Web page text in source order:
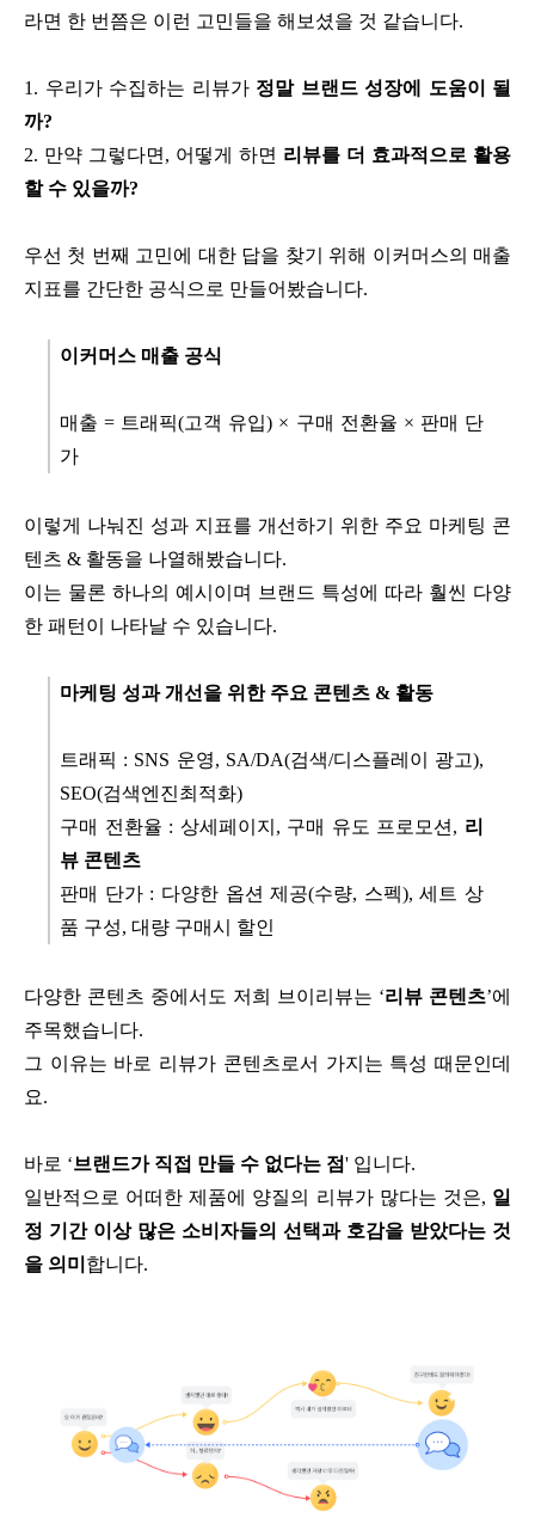
라면 한 번쯤은 이런 고민들을 해보셨을 것 같습니다.
1. 우리가 수집하는 리뷰가 정말 브랜드 성장에 도움이 될
까?
2. 만약 그렇다면, 어떻게 하면 리뷰를 더 효과적으로 활용
할 수 있을까?
우선 첫 번째 고민에 대한 답을 찾기 위해 이커머스의 매출
지표를 간단한 공식으로 만들어봤습니다.
이커머스 매출 공식
매출 = 트래픽(고객 유입) × 구매 전환율 × 판매 단
가
이렇게 나눠진 성과 지표를 개선하기 위한 주요 마케팅 콘
텐츠 & 활동을 나열해봤습니다.
이는 물론 하나의 예시이며 브랜드 특성에 따라 훨씬 다양
한 패턴이 나타날 수 있습니다.
마케팅 성과 개선을 위한 주요 콘텐츠 & 활동
트래픽 : SNS 운영, SA/DA(검색/디스플레이 광고),
SEO(검색엔진최적화)
구매 전환율 : 상세페이지, 구매 유도 프로모션, 리
뷰 콘텐츠
‍판매 단가 : 다양한 옵션 제공(수량, 스펙), 세트 상
품 구성, 대량 구매시 할인
다양한 콘텐츠 중에서도 저희 브이리뷰는 ‘리뷰 콘텐츠’에
주목했습니다.
그 이유는 바로 리뷰가 콘텐츠로서 가지는 특성 때문인데
요.
바로 ‘브랜드가 직접 만들 수 없다는 점' 입니다.
일반적으로 어떠한 제품에 양질의 리뷰가 많다는 것은, 일
정 기간 이상 많은 소비자들의 선택과 호감을 받았다는 것
을 의미 합니다.